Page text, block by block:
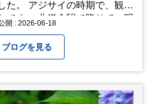
た。 アジサイの時期で、観光
です。 北鎌倉駅で降りて、明
⇒鶴岡八幡宮⇒江ノ電で大仏
！ 明月院のアジサ
が特に素敵だと思いました。
修学旅行で鎌倉に行った時に
という「玉子焼おざわ」のだ
開 : 2026-06-18
ブログを見る